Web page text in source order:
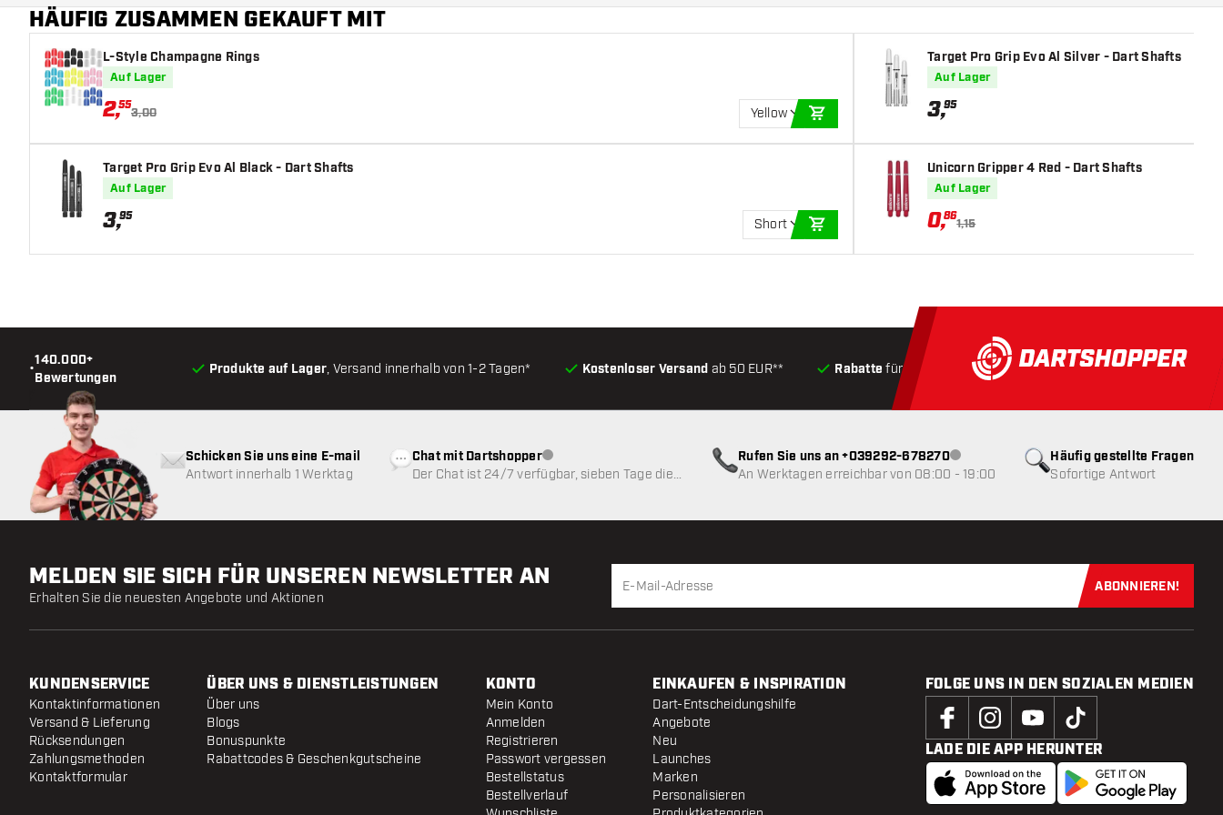
HÄUFIG ZUSAMMEN GEKAUFT MIT
L-Style Champagne Rings
Auf Lager
2,55
3,00 Yellow
IN DEN WARENKORB
Target Pro Grip Evo Al Black - Dart Shafts
Auf Lager
3,95
Short
IN DEN WARENKORB
Target Pro Grip Evo Al Silver - Dart Shafts
Auf Lager
3,95
Unicorn Gripper 4 Red - Dart Shafts
Auf Lager
0,86
1,15
•
140.000+
Bewertungen
Produkte auf Lager, Versand innerhalb von 1-2 Tagen* Kostenloser Versand ab 50 EUR** Rabatte für Kunden Produkte auf Lager, Versand
Häufig gestellte Fragen
Sofortige Antwort
Schicken Sie uns eine E-mail
Antwort innerhalb 1 Werktag
Chat mit DartshopperKundenservice nicht verfügbar
Der Chat ist 24/7 verfügbar, sieben Tage die
Rufen Sie uns an +039292-678270Kundenservice nicht verfügbar
An Werktagen erreichbar von 08:00 - 19:00
MELDEN SIE SICH FÜR UNSEREN NEWSLETTER AN
Erhalten Sie die neuesten Angebote und Aktionen
Jetzt für
ABONNIEREN!
KUNDENSERVICE
Kontaktinformationen
Versand & Lieferung
Rücksendungen
Zahlungsmethoden
Kontaktformular
ÜBER UNS & DIENSTLEISTUNGEN
Über uns
Blogs
Bonuspunkte
Rabattcodes & Geschenkgutscheine
KONTO
Mein Konto
Anmelden
Registrieren
Passwort vergessen
Bestellstatus
Bestellverlauf
EINKAUFEN & INSPIRATION
Dart-Entscheidungshilfe
Angebote
Neu
Launches
Marken
Personalisieren
FOLGE UNS IN DEN SOZIALEN MEDIEN
LADE DIE APP HERUNTER